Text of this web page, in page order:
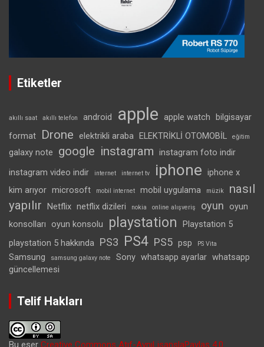
Etiketler
akıllı saat akıllı telefon android apple apple watch
bilgisayar
format
Drone elektrikli araba ELEKTRİKLİ OTOMOBİL eğitim
galaxy note google instagram instagram foto indir
instagram video indir
internet internet tv iphone iphone x
kim arıyor microsoft mobil internet mobil uygulama müzik
nasıl
yapılır
Netflix netflix dizileri nokia online alışveriş oyun
oyun
konsolları
oyun konsolu playstation
Playstation 5
playstation 5 hakkında PS3 PS4 PS5 psp PS Vita
Samsung samsung galaxy note Sony whatsapp ayarlar whatsapp
güncellemesi
Telif Hakları